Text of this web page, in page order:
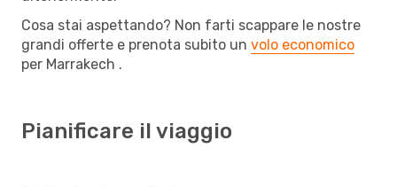
Cosa stai aspettando? Non farti scappare le nostre
grandi offerte e prenota subito un volo economico
per Marrakech .
Pianificare il viaggio